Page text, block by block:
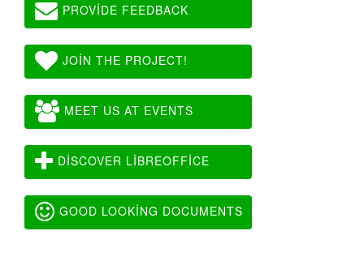
PROVIDE FEEDBACK
JOIN THE PROJECT!
MEET US AT EVENTS
DISCOVER LIBREOFFICE
GOOD LOOKING DOCUMENTS